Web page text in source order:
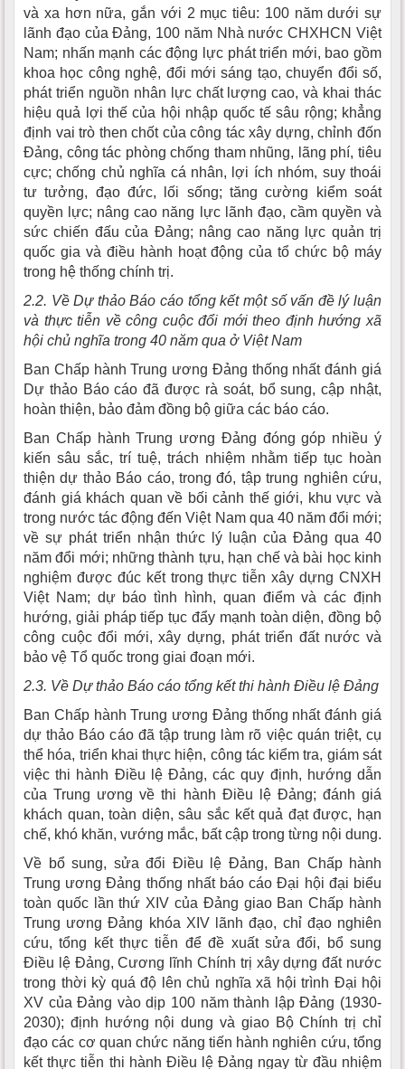
và xa hơn nữa, gắn với 2 mục tiêu: 100 năm dưới sự
lãnh đạo của Đảng, 100 năm Nhà nước CHXHCN Việt
Nam; nhấn mạnh các động lực phát triển mới, bao gồm
khoa học công nghệ, đổi mới sáng tạo, chuyển đổi số,
phát triển nguồn nhân lực chất lượng cao, và khai thác
hiệu quả lợi thế của hội nhập quốc tế sâu rộng; khẳng
định vai trò then chốt của công tác xây dựng, chỉnh đốn
Đảng, công tác phòng chống tham nhũng, lãng phí, tiêu
cực; chống chủ nghĩa cá nhân, lợi ích nhóm, suy thoái
tư tưởng, đạo đức, lối sống; tăng cường kiểm soát
quyền lực; nâng cao năng lực lãnh đạo, cầm quyền và
sức chiến đấu của Đảng; nâng cao năng lực quản trị
quốc gia và điều hành hoạt động của tổ chức bộ máy
trong hệ thống chính trị.
2.2. Về Dự thảo Báo cáo tổng kết một số vấn đề lý luận
và thực tiễn về công cuộc đổi mới theo định hướng xã
hội chủ nghĩa trong 40 năm qua ở Việt Nam
Ban Chấp hành Trung ương Đảng thống nhất đánh giá
Dự thảo Báo cáo đã được rà soát, bổ sung, cập nhật,
hoàn thiện, bảo đảm đồng bộ giữa các báo cáo.
Ban Chấp hành Trung ương Đảng đóng góp nhiều ý
kiến sâu sắc, trí tuệ, trách nhiệm nhằm tiếp tục hoàn
thiện dự thảo Báo cáo, trong đó, tập trung nghiên cứu,
đánh giá khách quan về bối cảnh thế giới, khu vực và
trong nước tác động đến Việt Nam qua 40 năm đổi mới;
về sự phát triển nhận thức lý luận của Đảng qua 40
năm đổi mới; những thành tựu, hạn chế và bài học kinh
nghiệm được đúc kết trong thực tiễn xây dựng CNXH
Việt Nam; dự báo tình hình, quan điểm và các định
hướng, giải pháp tiếp tục đẩy mạnh toàn diện, đồng bộ
công cuộc đổi mới, xây dựng, phát triển đất nước và
bảo vệ Tổ quốc trong giai đoạn mới.
2.3. Về Dự thảo Báo cáo tổng kết thi hành Điều lệ Đảng
Ban Chấp hành Trung ương Đảng thống nhất đánh giá
dự thảo Báo cáo đã tập trung làm rõ việc quán triệt, cụ
thể hóa, triển khai thực hiện, công tác kiểm tra, giám sát
việc thi hành Điều lệ Đảng, các quy định, hướng dẫn
của Trung ương về thi hành Điều lệ Đảng; đánh giá
khách quan, toàn diện, sâu sắc kết quả đạt được, hạn
chế, khó khăn, vướng mắc, bất cập trong từng nội dung.
Về bổ sung, sửa đổi Điều lệ Đảng, Ban Chấp hành
Trung ương Đảng thống nhất báo cáo Đại hội đại biểu
toàn quốc lần thứ XIV của Đảng giao Ban Chấp hành
Trung ương Đảng khóa XIV lãnh đạo, chỉ đạo nghiên
cứu, tổng kết thực tiễn để đề xuất sửa đổi, bổ sung
Điều lệ Đảng, Cương lĩnh Chính trị xây dựng đất nước
trong thời kỳ quá độ lên chủ nghĩa xã hội trình Đại hội
XV của Đảng vào dịp 100 năm thành lập Đảng (1930-
2030); định hướng nội dung và giao Bộ Chính trị chỉ
đạo các cơ quan chức năng tiến hành nghiên cứu, tổng
kết thực tiễn thi hành Điều lệ Đảng ngay từ đầu nhiệm